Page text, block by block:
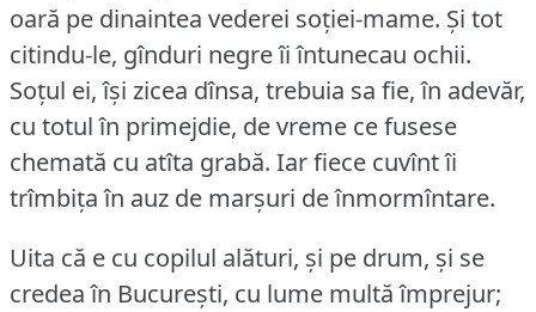
oară pe dinaintea vederei soției-mame. Și tot
citindu-le, gînduri negre îi întunecau ochii.
Soțul ei, își zicea dînsa, trebuia sa fie, în adevăr,
cu totul în primejdie, de vreme ce fusese
chemată cu atîta grabă. Iar fiece cuvînt îi
trîmbița în auz de marșuri de înmormîntare.
Uita că e cu copilul alături, și pe drum, și se
credea în București, cu lume multă împrejur;